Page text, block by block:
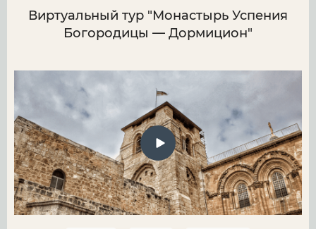
Виртуальный тур "Монастырь Успения
Богородицы — Дормицион"